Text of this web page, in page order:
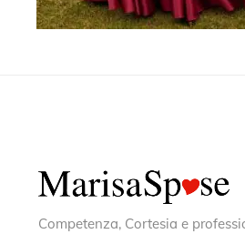
Competenza, Cortesia e